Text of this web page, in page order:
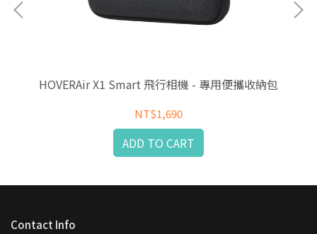
HOVERAir X1 Smart 飛行相機 - 專用便攜收納包
NT$1,690
ADD TO CART
Contact Info